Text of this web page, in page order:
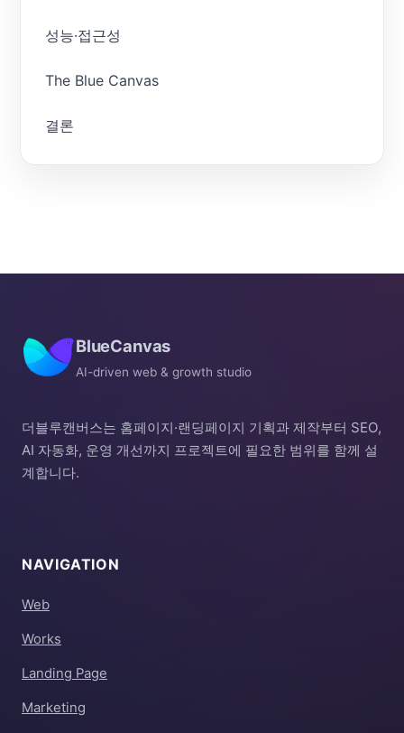
성능·접근성
The Blue Canvas
결론
BlueCanvas
AI-driven web & growth studio
더블루캔버스는 홈페이지·랜딩페이지 기획과 제작부터 SEO,
AI 자동화, 운영 개선까지 프로젝트에 필요한 범위를 함께 설
계합니다.
NAVIGATION
Web
Works
Landing Page
Marketing